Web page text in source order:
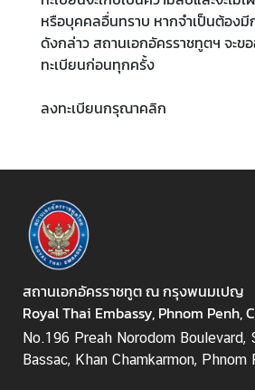
น
เ
อ
อั
า
ช
ทู
ต
ฯ
ข่
า
หรือบุคคลอื่นทราบ หากจำเป็นต้องมี
ดังกล่าว สถานเอกอัครราชทูตฯ จะ
ทะเบียนก่อนทุกครั้ง
ลงทะเบียนกรุณาคลิก
สถานเอกอัครราชทูต ณ กรุงพนมเปญ
Royal Thai Embassy, Phnom Penh,
No.196 Preah Norodom Boulevard,
Bassac, Khan Chamkarmon, Phnom